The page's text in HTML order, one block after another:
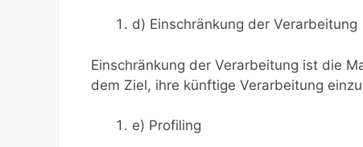
d) Einschränkung der Verarbeitung
Einschränkung der Verarbeitung ist die
dem Ziel, ihre künftige Verarbeitung
e) Profiling